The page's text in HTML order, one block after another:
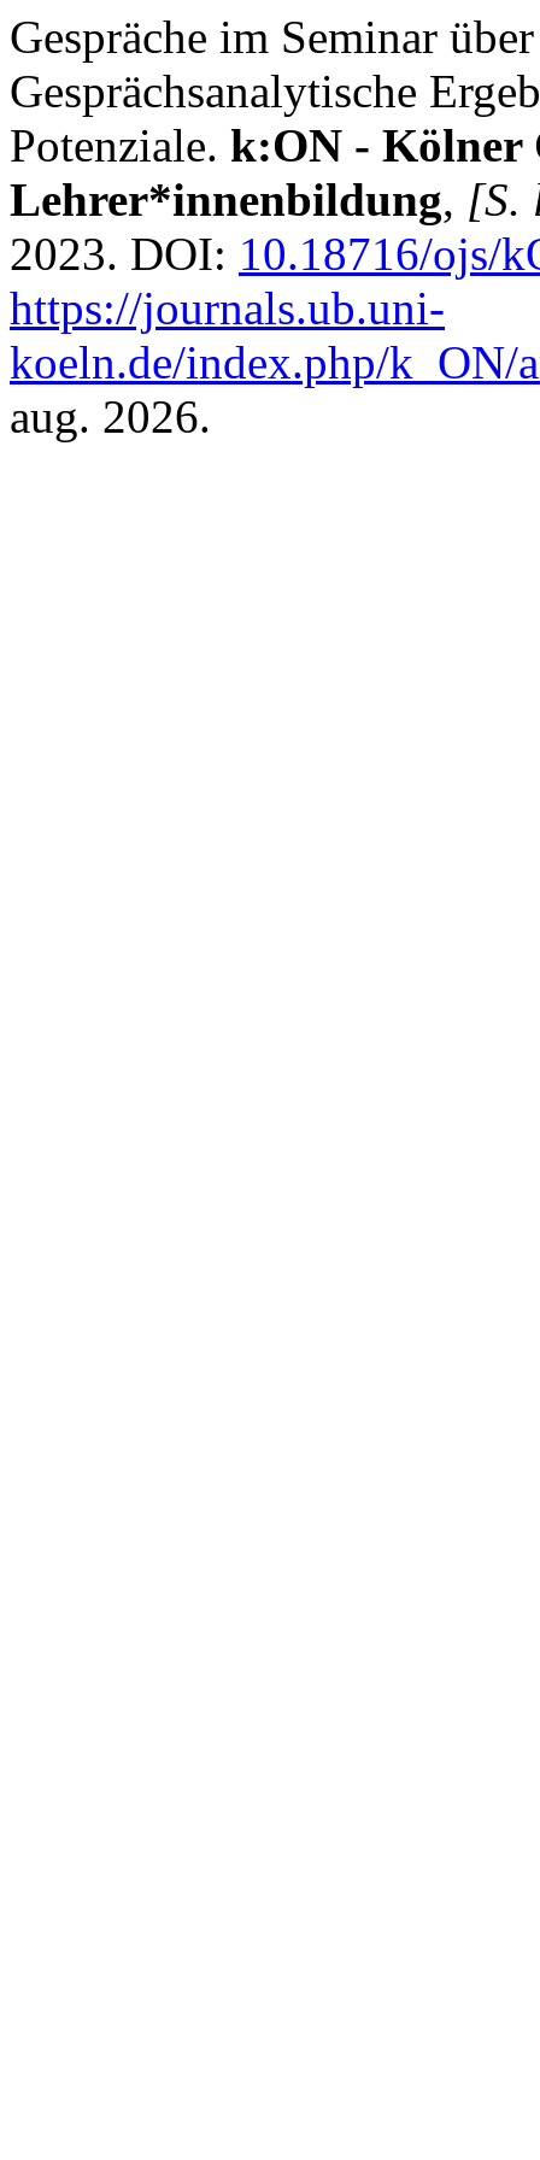
Gespräche im Seminar
Gesprächsanalytische
Potenziale. k:ON - Kölner
Lehrer*innenbildung, [S.
2023. DOI: 10.18716/ojs/
https://journals.ub.uni-
koeln.de/index.php/k_ON/
aug. 2026.